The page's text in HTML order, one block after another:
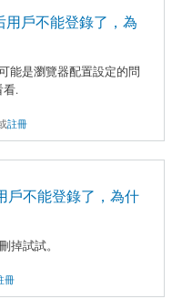
用戶不能登錄了，為
能是瀏覽器配置設定的問
看.
註冊
戶不能登錄了，為什
掉試試。
冊